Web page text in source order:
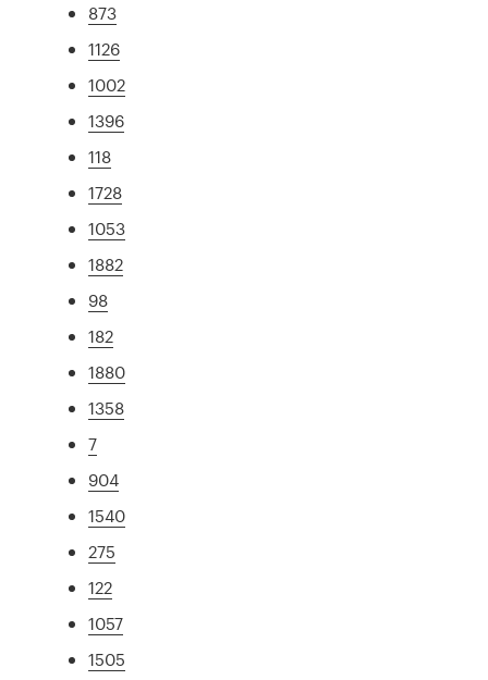
873
1126
1002
1396
118
1728
1053
1882
98
182
1880
1358
7
904
1540
275
122
1057
1505